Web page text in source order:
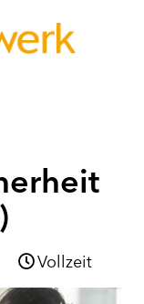
Vollzeit